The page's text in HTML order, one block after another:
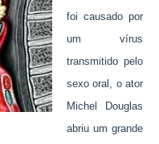
foi causado por
um vírus
transmitido pelo
sexo oral, o ator
Michel Douglas
abriu um grande